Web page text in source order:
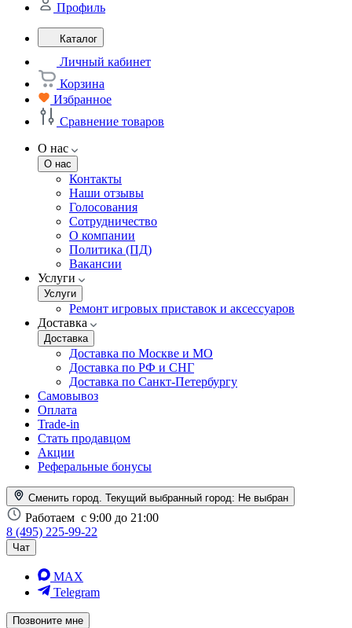
Профиль
Каталог
Личный кабинет
Корзина
Избранное
Сравнение товаров
О нас
О нас
Контакты
Наши отзывы
Голосования
Сотрудничество
О компании
Политика (ПД)
Вакансии
Услуги
Услуги
Ремонт игровых приставок и аксессуаров
Доставка
Доставка
Доставка по Москве и МО
Доставка по РФ и СНГ
Доставка по Санкт-Петербургу
Самовывоз
Оплата
Trade-in
Стать продавцом
Акции
Реферальные бонусы
Сменить город. Текущий выбранный город: Не выбран
Работаем с 9:00 до 21:00
8 (495) 225-99-22
Чат
MAX
Telegram
Позвоните мне